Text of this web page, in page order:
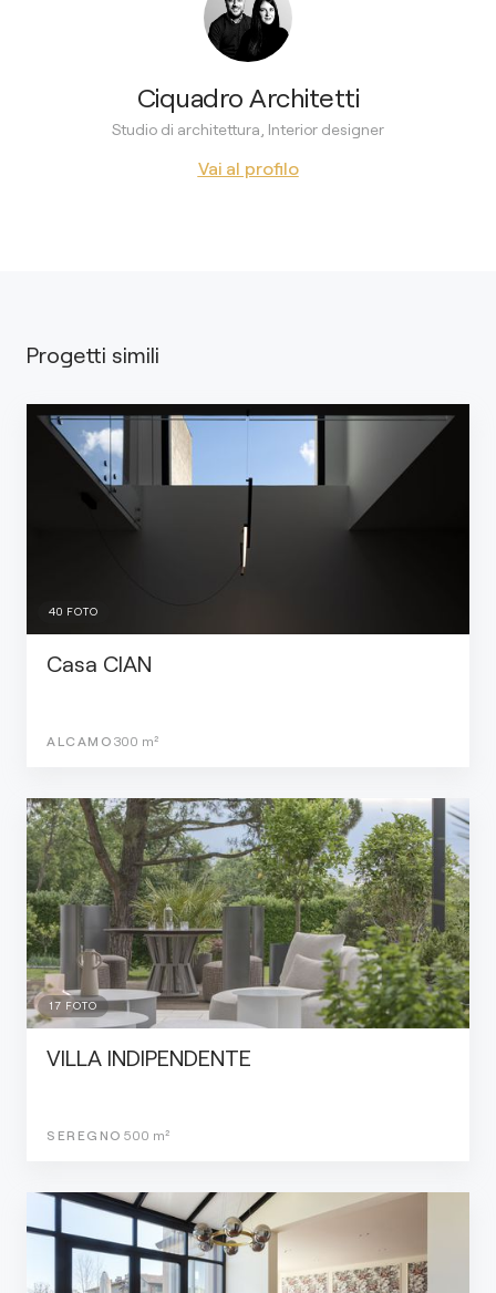
Ciquadro Architetti
Studio di architettura, Interior designer
Vai al profilo
Progetti simili
40 FOTO
Casa CIAN
ALCAMO 300 m²
17 FOTO
VILLA INDIPENDENTE
SEREGNO 500 m²